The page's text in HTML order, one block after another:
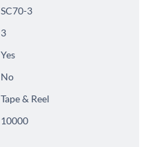
SC70-3
3
Yes
No
Tape & Reel
10000